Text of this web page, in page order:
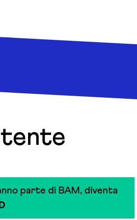
parte di BAM, diventa